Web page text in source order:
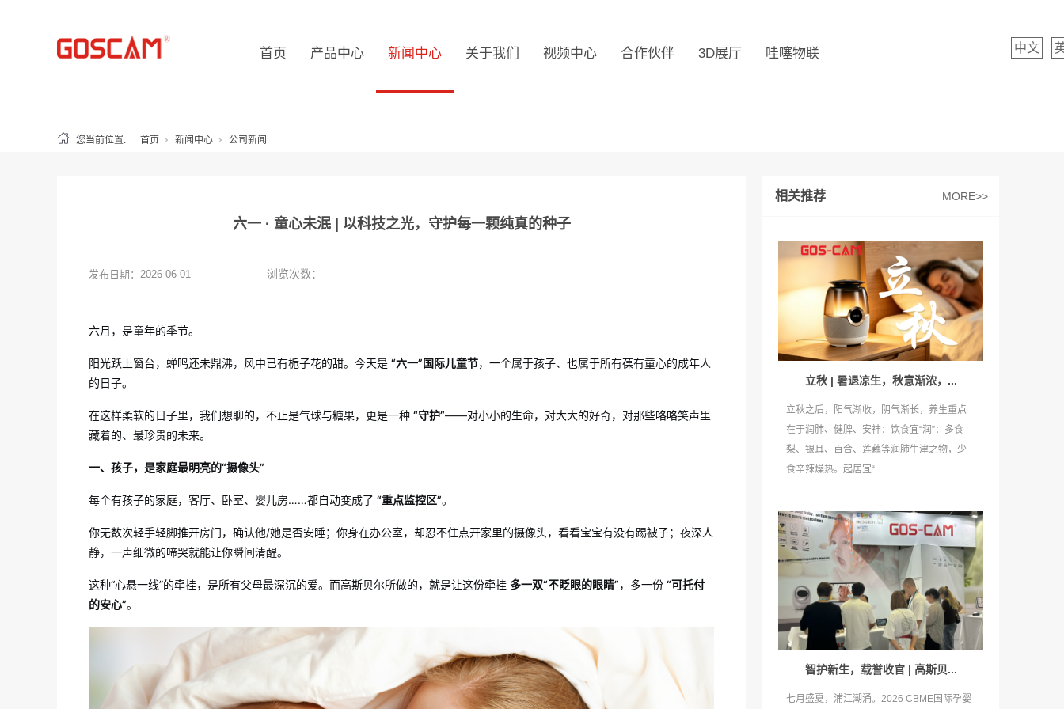
首页 产品中心 新闻中心 关于我们 视频中心 合作伙伴 3D展厅 哇噻物联 中文
您当前位置: 首页 新闻中心 公司新闻
六一 · 童心未泯 | 以科技之光，守护每一颗纯真的种子
发布日期： 2026-06-01 浏览次数：
六月，是童年的季节。
阳光跃上窗台，蝉鸣还未鼎沸，风中已有栀子花的甜。今天是 “六一”国际儿童节，一个属于孩子、也属于所有葆有童心的成年人
的日子。
在这样柔软的日子里，我们想聊的，不止是气球与糖果，更是一种 “守护”——对小小的生命，对大大的好奇，对那些咯咯笑声里
藏着的、最珍贵的未来。
一、孩子，是家庭最明亮的“摄像头”
每个有孩子的家庭，客厅、卧室、婴儿房……都自动变成了 “重点监控区”。
你无数次轻手轻脚推开房门，确认他/她是否安睡；你身在办公室，却忍不住点开家里的摄像头，看看宝宝有没有踢被子；夜深人
静，一声细微的啼哭就能让你瞬间清醒。
这种“心悬一线”的牵挂，是所有父母最深沉的爱。而高斯贝尔所做的，就是让这份牵挂 多一双“不眨眼的眼睛”，多一份 “可托付
的安心”。
相关推荐 MORE>>
立秋 | 暑退凉生，秋意渐浓，...
立秋之后，阳气渐收，阴气渐长，养生重点
在于润肺、健脾、安神：饮食宜“润”：多食
梨、银耳、百合、莲藕等润肺生津之物，少
食辛辣燥热。起居宜“...
智护新生，载誉收官 | 高斯贝...
七月盛夏，浦江潮涌。2026 CBME国际孕婴